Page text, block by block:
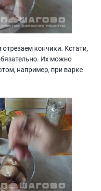
кончики. Кстати,
Их можно
например, при варке